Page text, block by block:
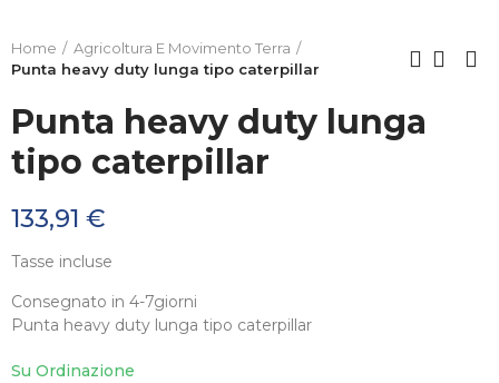
Home
Agricoltura E Movimento Terra
Punta heavy duty lunga tipo caterpillar
Punta heavy duty lunga
tipo caterpillar
133,91 €
Tasse incluse
Consegnato in 4-7giorni
Punta heavy duty lunga tipo caterpillar
Su Ordinazione